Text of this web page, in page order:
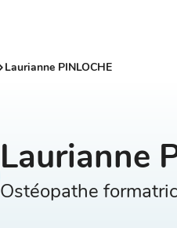
Laurianne PINLOCHE
Laurianne
Ostéopathe